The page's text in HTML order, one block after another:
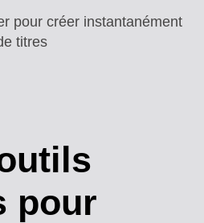
pour créer instantanément
titres
pour